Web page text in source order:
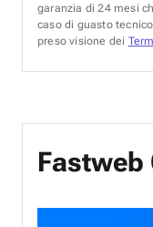
garanzia di 24 mesi
caso di guasto
preso visione dei
Fastweb